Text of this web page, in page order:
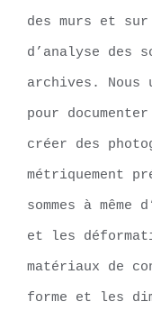
des murs et
d’analyse des
archives.
pour
créer des
métriquement
sommes à
et les
matériaux de
forme et les